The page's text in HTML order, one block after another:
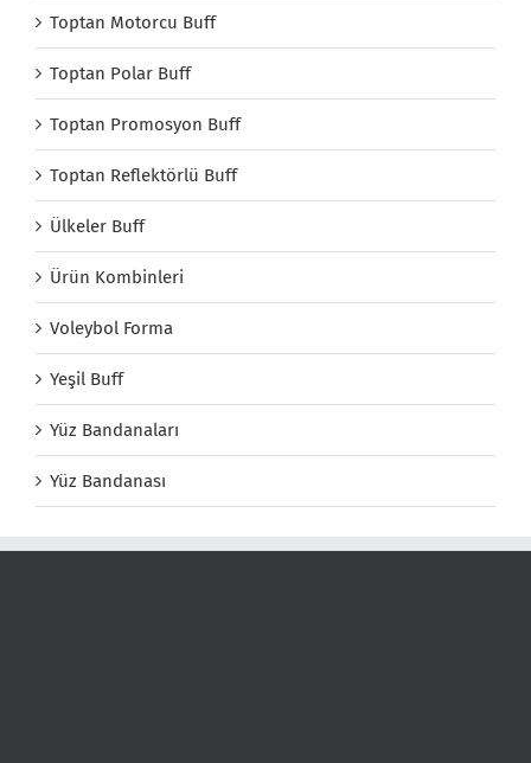
Toptan Motorcu Buff
Toptan Polar Buff
Toptan Promosyon Buff
Toptan Reflektörlü Buff
Ülkeler Buff
Ürün Kombinleri
Voleybol Forma
Yeşil Buff
Yüz Bandanaları
Yüz Bandanası